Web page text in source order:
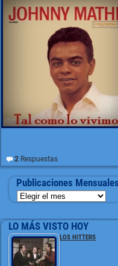
2Respuestas
Publicaciones Mensuales
LO MÁS VISTO HOY
LOS HITTERS